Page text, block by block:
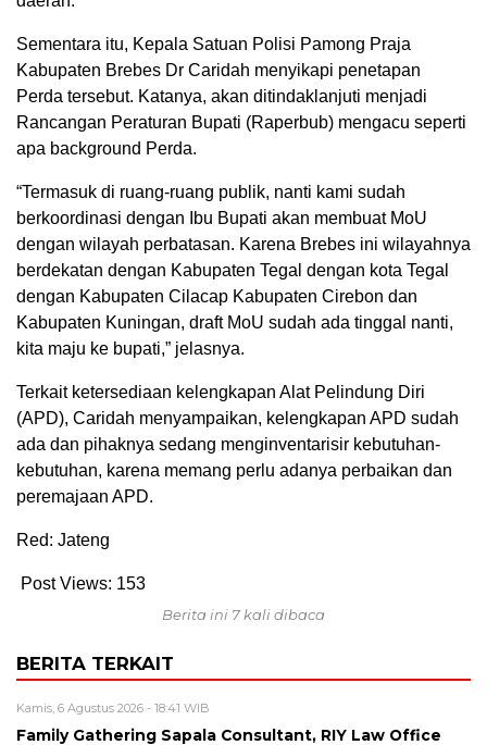
Sementara itu, Kepala Satuan Polisi Pamong Praja
Kabupaten Brebes Dr Caridah menyikapi penetapan
Perda tersebut. Katanya, akan ditindaklanjuti menjadi
Rancangan Peraturan Bupati (Raperbub) mengacu seperti
apa background Perda.
“Termasuk di ruang-ruang publik, nanti kami sudah
berkoordinasi dengan Ibu Bupati akan membuat MoU
dengan wilayah perbatasan. Karena Brebes ini wilayahnya
berdekatan dengan Kabupaten Tegal dengan kota Tegal
dengan Kabupaten Cilacap Kabupaten Cirebon dan
Kabupaten Kuningan, draft MoU sudah ada tinggal nanti,
kita maju ke bupati,” jelasnya.
Terkait ketersediaan kelengkapan Alat Pelindung Diri
(APD), Caridah menyampaikan, kelengkapan APD sudah
ada dan pihaknya sedang menginventarisir kebutuhan-
kebutuhan, karena memang perlu adanya perbaikan dan
peremajaan APD.
Red: Jateng
Post Views: 153
Berita ini 7 kali dibaca
BERITA TERKAIT
Kamis, 6 Agustus 2026 - 18:41 WIB
Family Gathering Sapala Consultant, RIY Law Office